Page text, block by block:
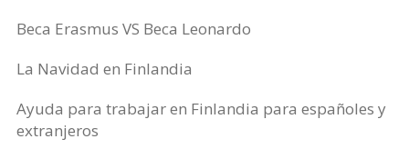
Beca Erasmus VS Beca Leonardo
La Navidad en Finlandia
Ayuda para trabajar en Finlandia para españoles y
extranjeros